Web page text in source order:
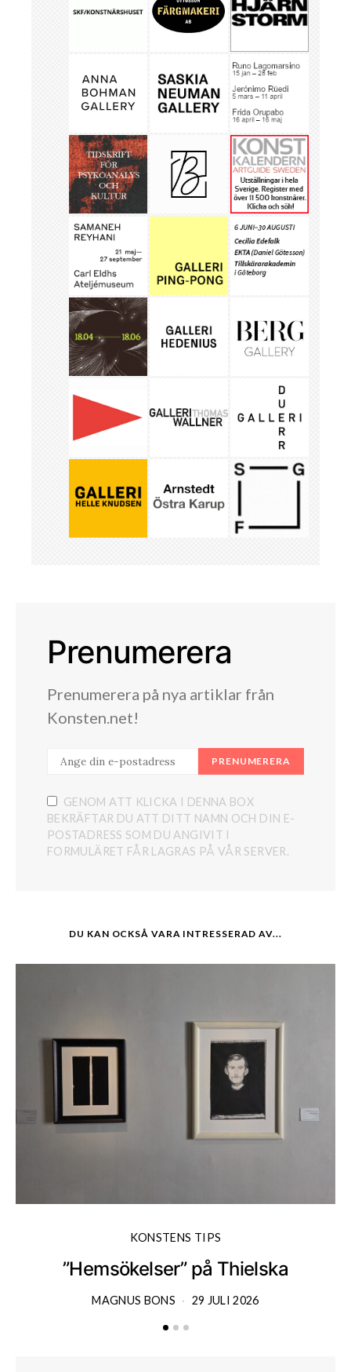
Prenumerera
Prenumerera på nya artiklar från
Konsten.net!
PRENUMERERA
GENOM ATT KLICKA I DENNA BOX
BEKRÄFTAR DU ATT DITT NAMN OCH DIN E-
POSTADRESS SOM DU ANGIVIT I
FORMULÄRET FÅR LAGRAS PÅ VÅR SERVER.
DU KAN OCKSÅ VARA INTRESSERAD AV...
KONSTENS TIPS
”Hemsökelser” på Thielska
MAGNUS BONS 29 JULI 2026